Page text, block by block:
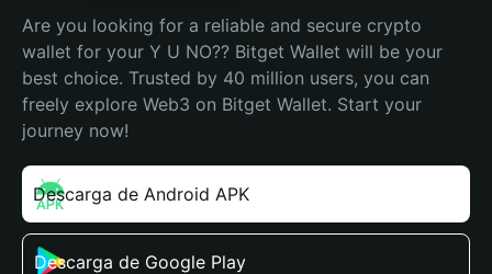
Are you looking for a reliable and secure crypto
wallet for your Y U NO?? Bitget Wallet will be your
best choice. Trusted by 40 million users, you can
freely explore Web3 on Bitget Wallet. Start your
journey now!
Descarga de Android APK
Descarga de Google Play